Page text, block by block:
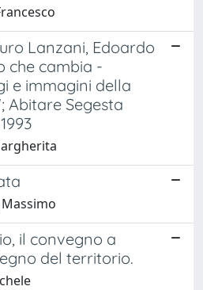
Lanzani, Edoardo
che cambia -
e immagini della
Abitare Segesta
il convegno a
del territorio.